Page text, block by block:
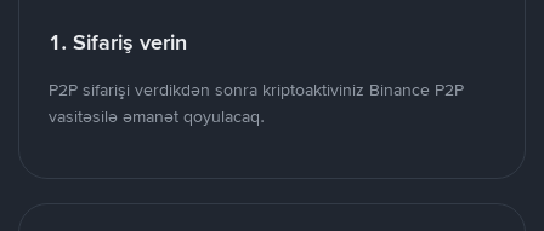
1. Sifariş verin
P2P sifarişi verdikdən sonra kriptoaktiviniz Binance P2P
vasitəsilə əmanət qoyulacaq.